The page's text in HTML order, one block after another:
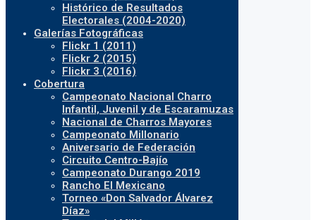
Histórico de Resultados
Electorales (2004-2020)
Galerías Fotográficas
Flickr 1 (2011)
Flickr 2 (2015)
Flickr 3 (2016)
Cobertura
Campeonato Nacional Charro
Infantil, Juvenil y de Escaramuzas
Nacional de Charros Mayores
Campeonato Millonario
Aniversario de Federación
Circuito Centro-Bajío
Campeonato Durango 2019
Rancho El Mexicano
Torneo «Don Salvador Álvarez
Díaz»